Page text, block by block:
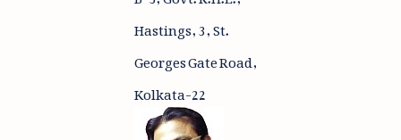
Hastings, 3, St.
Georges Gate Road,
Kolkata-22